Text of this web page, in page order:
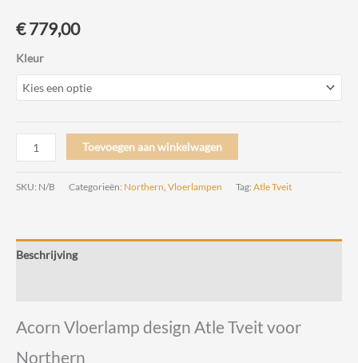
€779,00
Kleur
Acorn
Vloerlamp
design
voor
Northern
Toevoegen aan winkelwagen
SKU: N/B Categorieën: Northern Vloerlampen Tag: Atle Tveit
Beschrijving
Acorn Vloerlamp design Atle Tveit voor
Northern